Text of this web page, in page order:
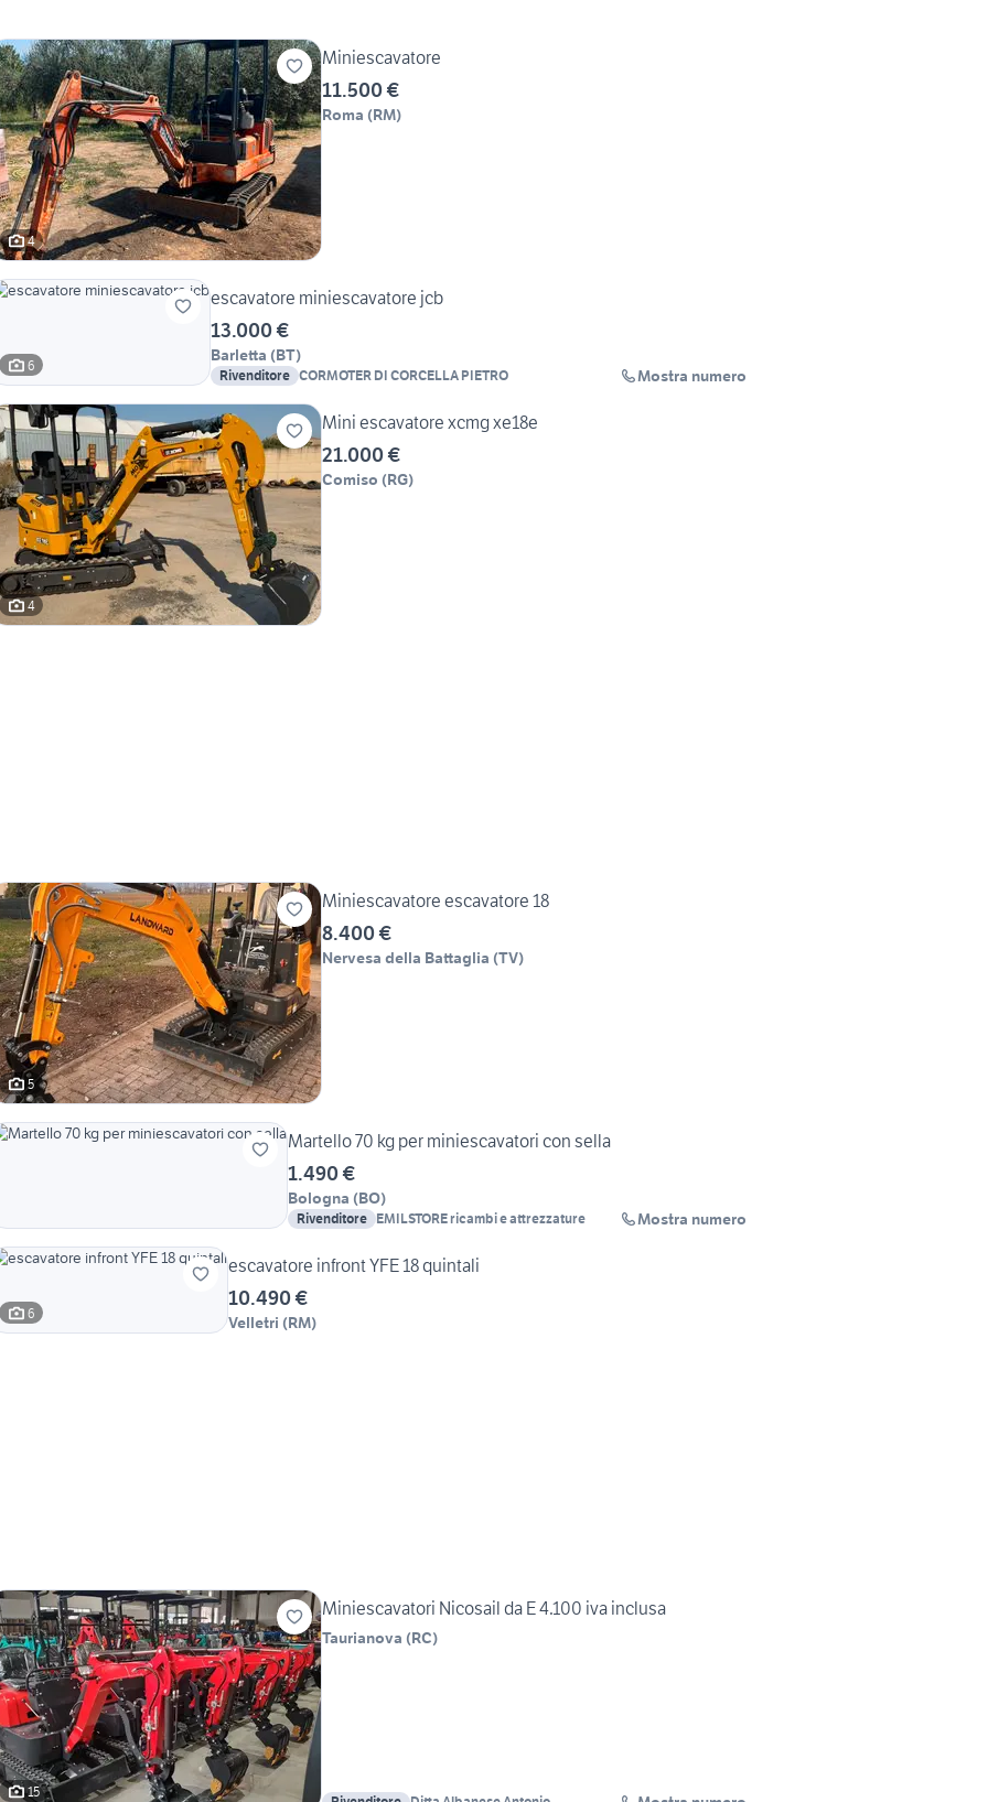
4
Miniescavatore
11.500 €
Roma (RM)
6
escavatore miniescavatore jcb
13.000 €
Barletta (BT)
Rivenditore CORMOTER DI CORCELLA PIETRO Mostra numero
4
Mini escavatore xcmg xe18e
21.000 €
Comiso (RG)
5
Miniescavatore escavatore 18
8.400 €
Nervesa della Battaglia (TV)
Martello 70 kg per miniescavatori con sella
1.490 €
Bologna (BO)
Rivenditore EMILSTORE ricambi e attrezzature Mostra numero
6
escavatore infront YFE 18 quintali
10.490 €
Velletri (RM)
15
Miniescavatori Nicosail da E 4.100 iva inclusa
Taurianova (RC)